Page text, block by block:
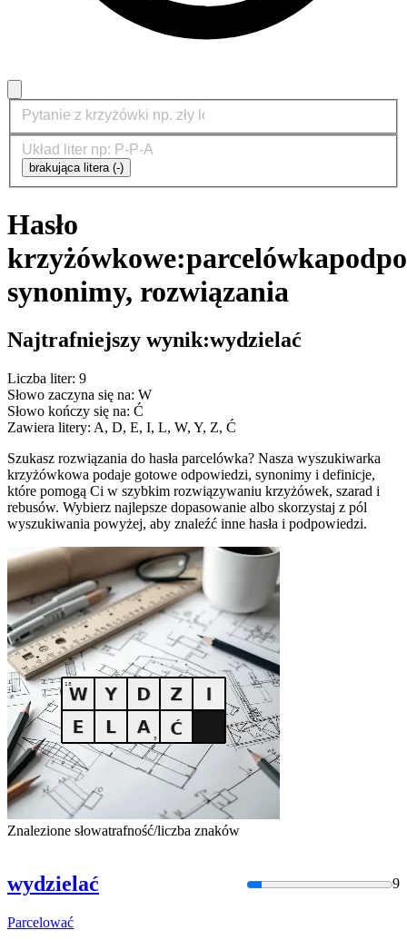
brakująca litera (-)
Hasło
krzyżówkowe:parcelówka
synonimy, rozwiązania
Najtrafniejszy wynik:wydzielać
Liczba liter: 9
Słowo zaczyna się na: W
Słowo kończy się na: Ć
Zawiera litery: A, D, E, I, L, W, Y, Z, Ć
Szukasz rozwiązania do hasła parcelówka? Nasza wyszukiwarka
krzyżówkowa podaje gotowe odpowiedzi, synonimy i definicje,
które pomogą Ci w szybkim rozwiązywaniu krzyżówek, szarad i
rebusów. Wybierz najlepsze dopasowanie albo skorzystaj z pól
wyszukiwania powyżej, aby znaleźć inne hasła i podpowiedzi.
Znalezione słowatrafność/liczba znaków
wydzielać 9
Parcelować